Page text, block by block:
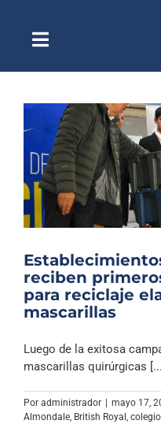
contenidoToggle
Navigation
Escuchar
reciben
para reciclaje
mascarillas
Luego de la exitosa
mascarillas quirúrgicas
Por administrador | mayo 17,
Almondale British Royal